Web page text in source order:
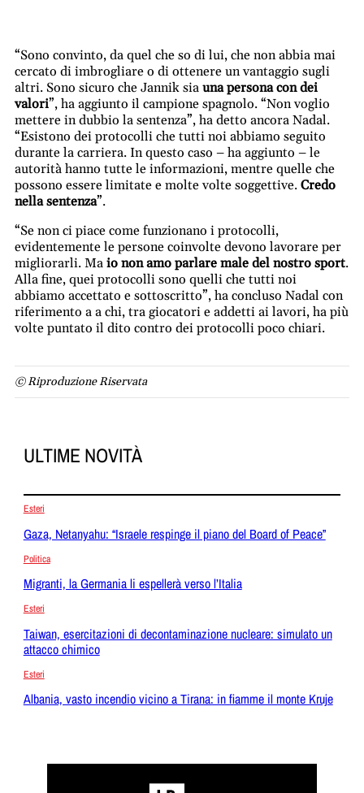
“Sono convinto, da quel che so di lui, che non abbia mai
cercato di imbrogliare o di ottenere un vantaggio sugli
altri. Sono sicuro che Jannik sia una persona con dei
valori”, ha aggiunto il campione spagnolo. “Non voglio
mettere in dubbio la sentenza”, ha detto ancora Nadal.
“Esistono dei protocolli che tutti noi abbiamo seguito
durante la carriera. In questo caso – ha aggiunto – le
autorità hanno tutte le informazioni, mentre quelle che
possono essere limitate e molte volte soggettive. Credo
nella sentenza”.
“Se non ci piace come funzionano i protocolli,
evidentemente le persone coinvolte devono lavorare per
migliorarli. Ma io non amo parlare male del nostro sport.
Alla fine, quei protocolli sono quelli che tutti noi
abbiamo accettato e sottoscritto”, ha concluso Nadal con
riferimento a a chi, tra giocatori e addetti ai lavori, ha più
volte puntato il dito contro dei protocolli poco chiari.
© Riproduzione Riservata
ULTIME NOVITÀ
Esteri
Gaza, Netanyahu: “Israele respinge il piano del Board of Peace”
Politica
Migranti, la Germania li espellerà verso l’Italia
Esteri
Taiwan, esercitazioni di decontaminazione nucleare: simulato un
attacco chimico
Esteri
Albania, vasto incendio vicino a Tirana: in fiamme il monte Kruje